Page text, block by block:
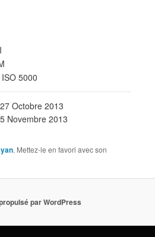
ISO 5000
27 Octobre 2013
5 Novembre 2013
yan. Mettez-le en favori avec son
par WordPress